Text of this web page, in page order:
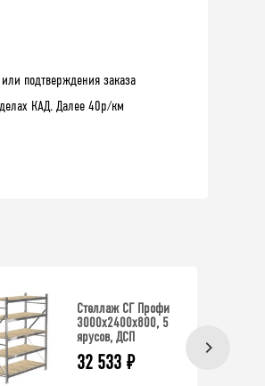
подтверждения заказа
КАД. Далее 40р/км
Стеллаж СГ Профи
3000х2400х800, 5
ярусов, ДСП
32 533 ₽